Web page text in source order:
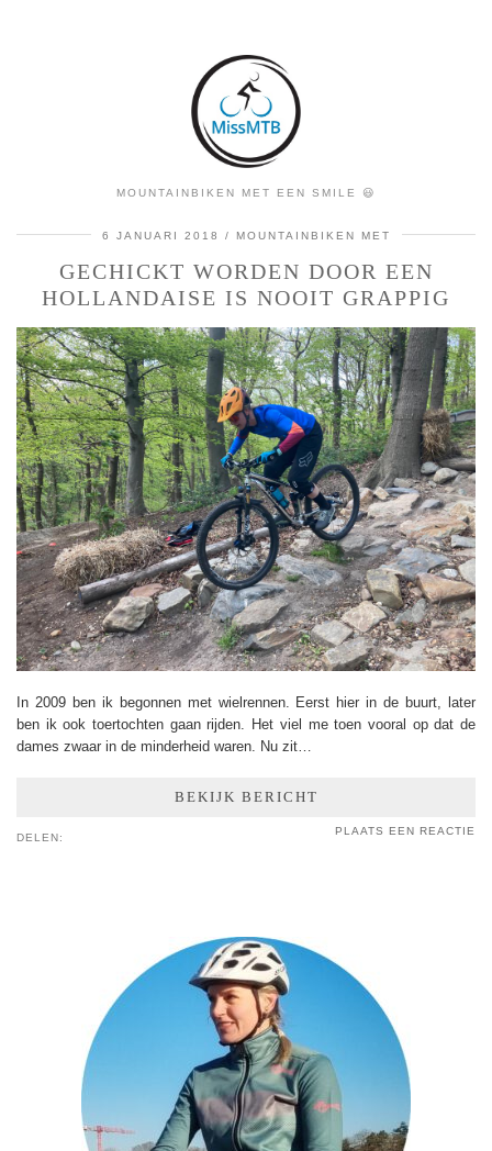
MOUNTAINBIKEN MET EEN SMILE 😃
6 JANUARI 2018 MOUNTAINBIKEN MET
GECHICKT WORDEN DOOR EEN
HOLLANDAISE IS NOOIT GRAPPIG
In 2009 ben ik begonnen met wielrennen. Eerst hier in de buurt, later
ben ik ook toertochten gaan rijden. Het viel me toen vooral op dat de
dames zwaar in de minderheid waren. Nu zit…
BEKIJK BERICHT
DELEN:
PLAATS EEN REACTIE